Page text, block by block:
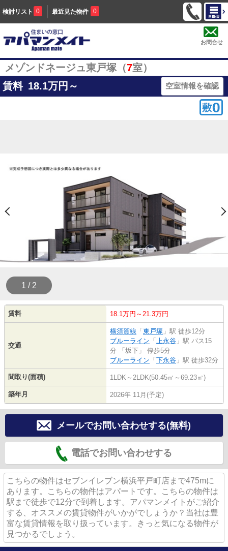
検討リスト 0 最近見た物件 0
お問合せ
メゾンドネージュ東戸塚（7室）
賃料 18.1万円～ 空室情報を確認
1 / 2
賃料 18.1万円～21.3万円
交通
横須賀線 「 東戸塚 」駅 徒歩12分
ブルーライン 「 上永谷 」駅 バス15
分 「坂下」 停歩5分
ブルーライン 「 下永谷 」駅 徒歩32分
間取り(面積) 1LDK～2LDK(50.45㎡～69.23㎡)
築年月 2026年 11月(予定)
メールでお問い合わせする(無料)
電話でお問い合わせする
こちらの物件はセブンイレブン横浜平戸町店まで475mに
あります。こちらの物件はアパートです。こちらの物件は
駅まで徒歩で12分で到着します。アパマンメイトがご紹介
する、オススメの賃貸物件がいかがでしょうか？当社は豊
富な賃貸情報を取り扱っています。きっと気になる物件が
見つかるでしょう。